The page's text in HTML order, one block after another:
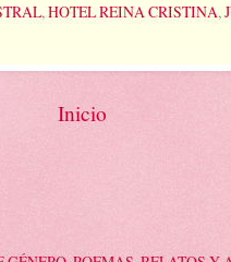
,HOTEL REINA CRISTINA,
Inicio